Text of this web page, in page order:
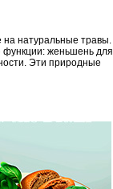
на натуральные травы.
функции: женьшень для
Эти природные